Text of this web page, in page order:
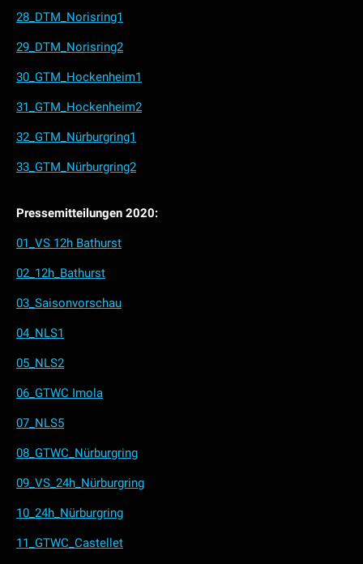
28_DTM_Norisring1
29_DTM_Norisring2
30_GTM_Hockenheim1
31_GTM_Hockenheim2
32_GTM_Nürburgring1
33_GTM_Nürburgring2
Pressemitteilungen 2020:
01_VS 12h Bathurst
02_12h_Bathurst
03_Saisonvorschau
04_NLS1
05_NLS2
06_GTWC Imola
07_NLS5
08_GTWC_Nürburgring
09_VS_24h_Nürburgring
10_24h_Nürburgring
11_GTWC_Castellet